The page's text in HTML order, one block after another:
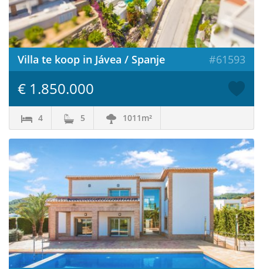
Villa te koop in Jávea / Spanje #61593
€ 1.850.000
4 5 1011m²